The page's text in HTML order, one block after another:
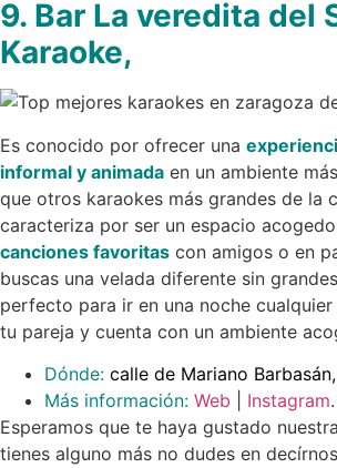
9. Bar La veredita del
Karaoke,
Es conocido por ofrecer una
informal y animada en un ambiente
que otros karaokes más grandes de la
caracteriza por ser un espacio
canciones favoritas con amigos o en
buscas una velada diferente sin
perfecto para ir en una noche
tu pareja y cuenta con un ambiente
Dónde: calle de Mariano
Más información: Web Instagram.
Esperamos que te haya gustado
tienes alguno más no dudes en